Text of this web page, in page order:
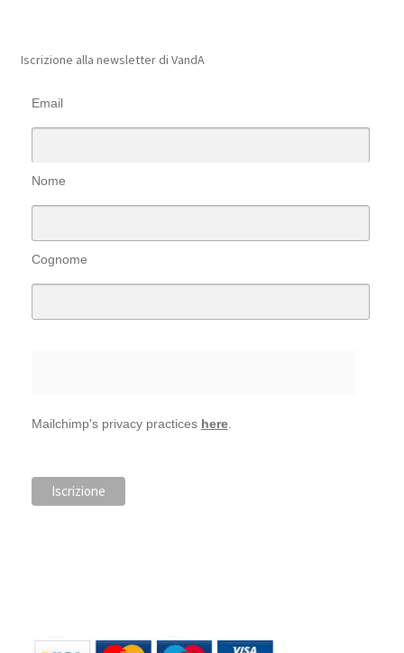
Iscrizione alla newsletter di VandA
Email
Nome
Cognome
Mailchimp's privacy practices here.